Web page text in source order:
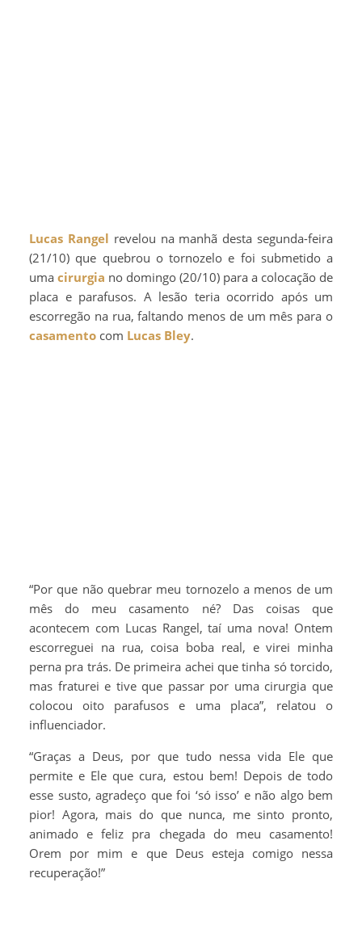
Lucas Rangel revelou na manhã desta segunda-feira
(21/10) que quebrou o tornozelo e foi submetido a
uma cirurgia no domingo (20/10) para a colocação de
placa e parafusos. A lesão teria ocorrido após um
escorregão na rua, faltando menos de um mês para o
casamento com Lucas Bley.
“Por que não quebrar meu tornozelo a menos de um
mês do meu casamento né? Das coisas que
acontecem com Lucas Rangel, taí uma nova! Ontem
escorreguei na rua, coisa boba real, e virei minha
perna pra trás. De primeira achei que tinha só torcido,
mas fraturei e tive que passar por uma cirurgia que
colocou oito parafusos e uma placa”, relatou o
influenciador.
“Graças a Deus, por que tudo nessa vida Ele que
permite e Ele que cura, estou bem! Depois de todo
esse susto, agradeço que foi ‘só isso’ e não algo bem
pior! Agora, mais do que nunca, me sinto pronto,
animado e feliz pra chegada do meu casamento!
Orem por mim e que Deus esteja comigo nessa
recuperação!”